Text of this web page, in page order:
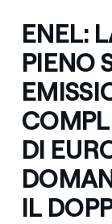
ENEL:
PIENO
DI
IL